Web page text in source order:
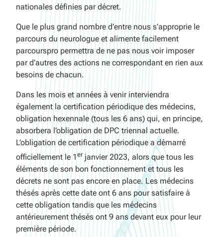
nationales définies par décret.
Que le plus grand nombre d’entre nous s’approprie le
parcours du neurologue et alimente facilement
parcourspro permettra de ne pas nous voir imposer
par d’autres des actions ne correspondant en rien aux
besoins de chacun.
Dans les mois et années à venir interviendra
également la certification périodique des médecins,
obligation hexennale (tous les 6 ans) qui, en principe,
absorbera l’obligation de DPC triennal actuelle.
L’obligation de certification périodique a démarré
officiellement le 1erjanvier 2023, alors que tous les
éléments de son bon fonctionnement et tous les
décrets ne sont pas encore en place. Les médecins
thésés après cette date ont 6 ans pour satisfaire à
cette obligation tandis que les médecins
antérieurement thésés ont 9 ans devant eux pour leur
première période.